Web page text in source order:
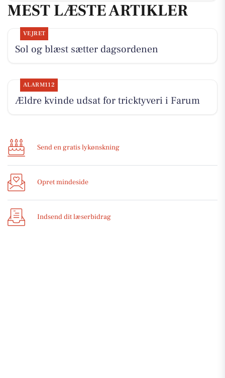
MEST LÆSTE ARTIKLER
VEJRET
Sol og blæst sætter dagsordenen
ALARM112
Ældre kvinde udsat for tricktyveri i Farum
Send en gratis lykønskning
Opret mindeside
Indsend dit læserbidrag